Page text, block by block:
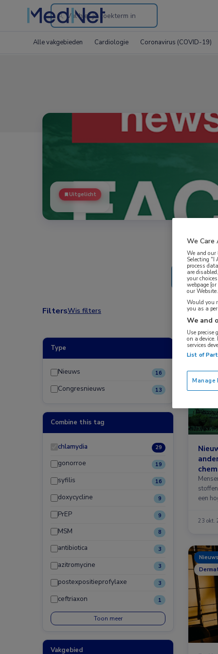
Search
the
Alle vakgebieden Cardiologie Coronavirus (COVID-19)
Uitgelicht
FiltersWis filters
Type
Nieuws 16
Congresnieuws 13
Combine this tag
chlamydia 29
gonorroe 19
syfilis 16
doxycycline 9
PrEP 9
MSM 8
antibiotica 3
azitromycine 3
postexpositieprofylaxe 3
ceftriaxon 1
Toon meer
Vakgebied
een
23 okt.
Nieuws
We Care
We and our
Selecting "I
process
are
your
webpage
our
Would you
you as a
We and
Use
on a
services
List of
Manage